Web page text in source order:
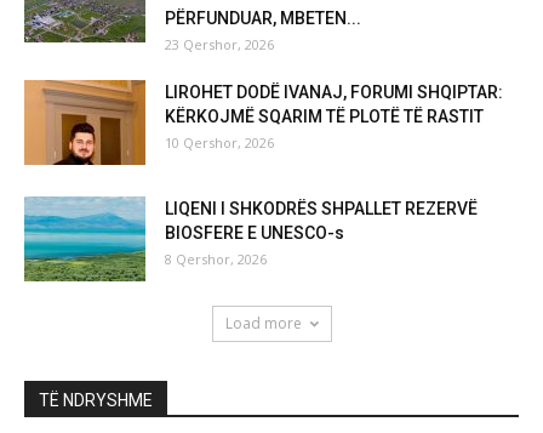
PËRFUNDUAR, MBETEN...
23 Qershor, 2026
LIROHET DODË IVANAJ, FORUMI SHQIPTAR:
KËRKOJMË SQARIM TË PLOTË TË RASTIT
10 Qershor, 2026
LIQENI I SHKODRËS SHPALLET REZERVË
BIOSFERE E UNESCO-s
8 Qershor, 2026
Load more
TË NDRYSHME